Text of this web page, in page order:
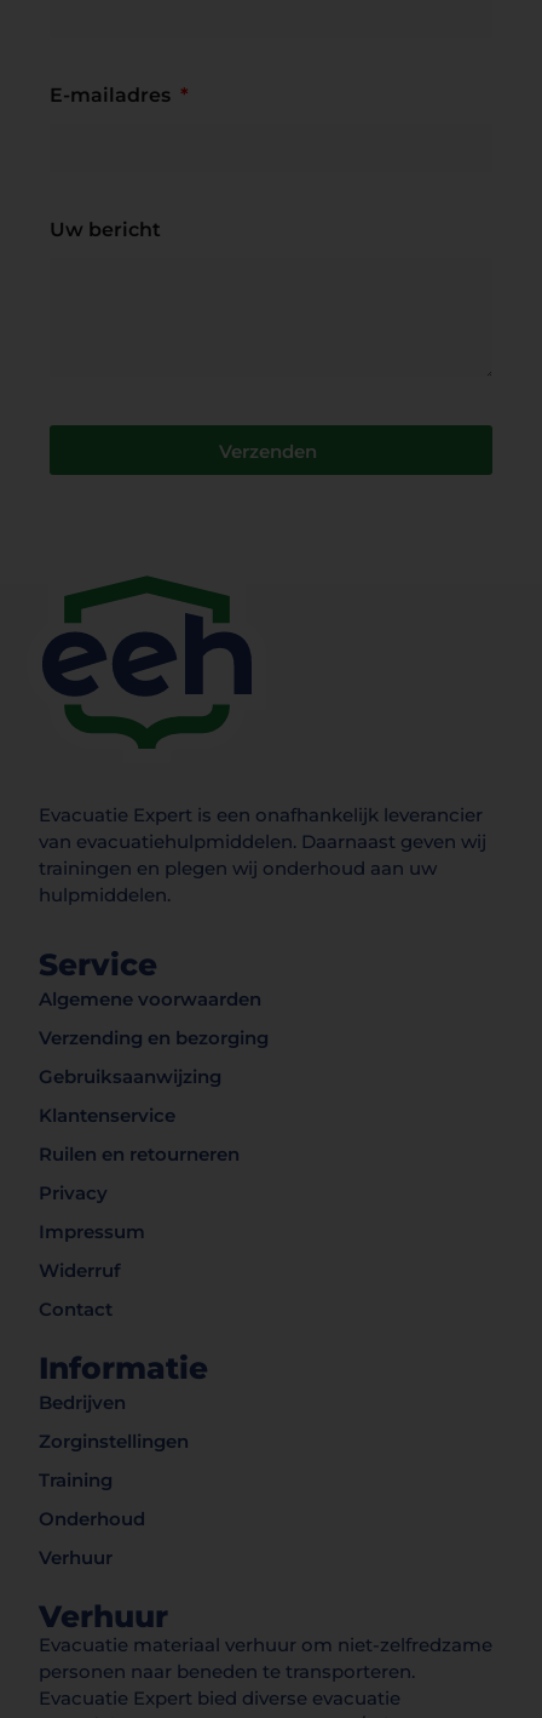
E-mailadres
Uw bericht
Verzenden
Evacuatie Expert is een onafhankelijk leverancier
van evacuatiehulpmiddelen. Daarnaast geven wij
trainingen en plegen wij onderhoud aan uw
hulpmiddelen.
Service
Algemene voorwaarden
Verzending en bezorging
Gebruiksaanwijzing
Klantenservice
Ruilen en retourneren
Privacy
Impressum
Widerruf
Contact
Informatie
Bedrijven
Zorginstellingen
Training
Onderhoud
Verhuur
Verhuur
Evacuatie materiaal verhuur om niet-zelfredzame
personen naar beneden te transporteren.
Evacuatie Expert bied diverse evacuatie